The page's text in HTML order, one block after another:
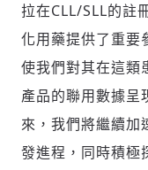
拉在CLL/SLL的註
化用藥提供了重要
使我們對其在這類
產品的聯用數據呈
來，我們將繼續加
發進程，同時積極